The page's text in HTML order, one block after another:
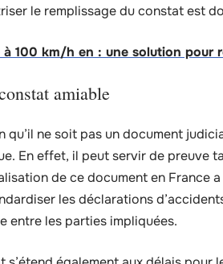
le remplissage du constat est
100 km/h en : une solution pour
amiable
qu’il ne soit pas un document
En effet, il peut servir de preuve
de ce document en France
les déclarations
entre les parties impliquées.